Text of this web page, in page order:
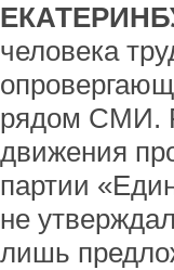
человека
рядом СМИ.
движения
партии
не
лишь